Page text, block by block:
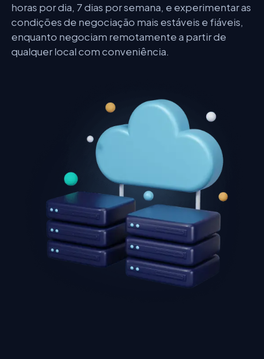
horas por dia, 7 dias por semana, e experimentar as
condições de negociação mais estáveis e fiáveis,
enquanto negociam remotamente a partir de
qualquer local com conveniência.